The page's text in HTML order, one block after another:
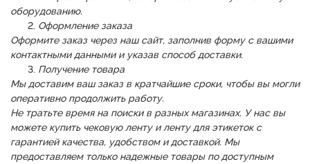
оборудованию.
Оформление заказа
Оформите заказ через наш сайт, заполнив форму с вашими
контактными данными и указав способ доставки.
Получение товара
Мы доставим ваш заказ в кратчайшие сроки, чтобы вы могли
оперативно продолжить работу.
Не тратьте время на поиски в разных магазинах. У нас вы
можете купить чековую ленту и ленту для этикеток с
гарантией качества, удобством и доставкой. Мы
предоставляем только надежные товары по доступным